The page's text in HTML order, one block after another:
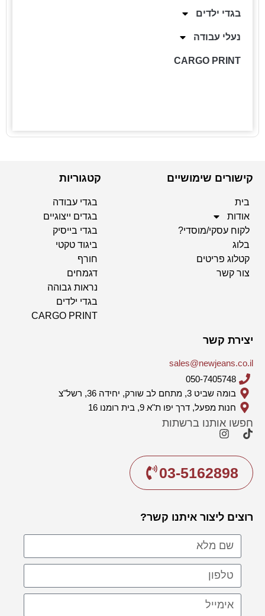
בגדי ילדים
נעלי עבודה
CARGO PRINT
קישורים שימושיים
בית
אודות
לקוח עסקי/מוסדי?
בלוג
קטלוג פריטים
צור קשר
קטגוריות
בגדי עבודה
בגדים ייצוגיים
בגדי בייסיק
ביגוד טקטי
חורף
דגמחים
נראות גבוהה
בגדי ילדים
CARGO PRINT
יצירת קשר
sales@newjeans.co.il
050-7405748
בומה שביט 3, מתחם לב שורק, יחידה 36, רשל"צ
חנות מפעל, דרך יפו ת"א 9, בית רומנו 16
חפשו אותנו ברשתות
03-5162898
רוצים ליצור איתנו קשר?